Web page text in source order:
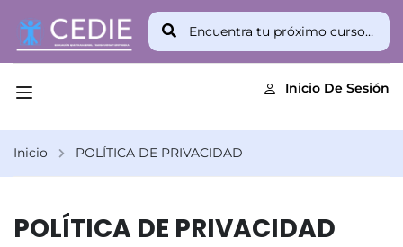
Inicio De Sesión
Inicio POLÍTICA DE PRIVACIDAD
POLÍTICA DE PRIVACIDAD